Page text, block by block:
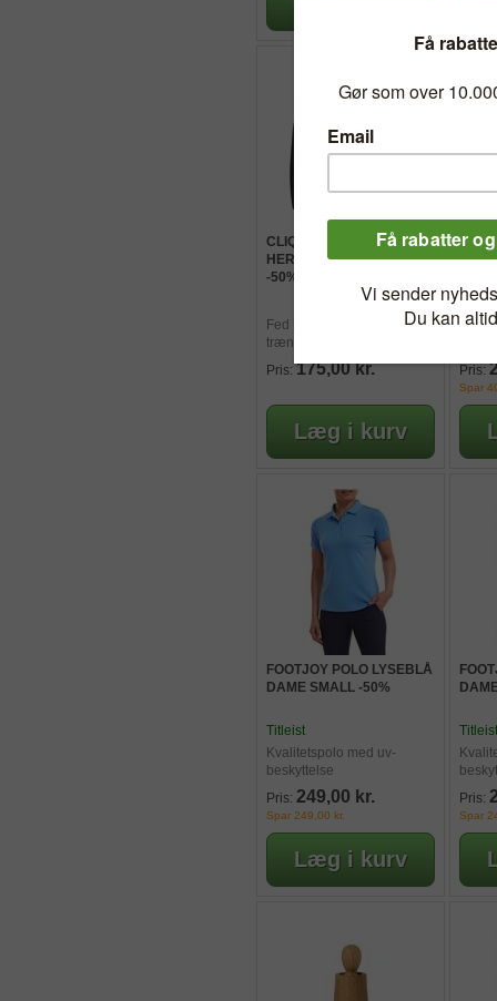
CLIQUE ACTIVE HOODIE
HERRE LARGE, SORT,
-50%
Fed hoodie til fritid og
træning -50%!
Pris: 175,00 kr.
Pris:
Spar
FOOTJOY POLO LYSEBLÅ
DAME SMALL -50%
Titleist
Kvalitetspolo med uv-
beskyttelse
Pris: 249,00 kr.
Spar 249,00 kr.
Titleist
Pris:
Spar